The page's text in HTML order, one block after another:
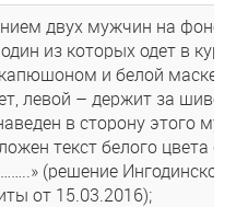
двух мужчин на фоне
из которых одет в
и белой маске,
левой – держит за
в сторону этого
текст белого цвета
(решение Ингодинского
от 15.03.2016);